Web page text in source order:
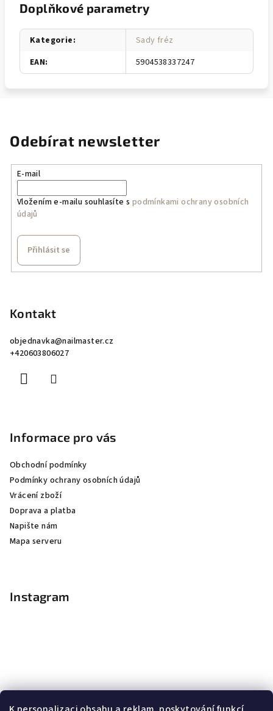
Doplňkové parametry
Kategorie:
Sady fréz
EAN: 5904538337247
Odebírat newsletter
E-mail
Vložením e-mailu souhlasíte s podmínkami ochrany osobních
údajů
Přihlásit se
Kontakt
objednavka@nailmaster.cz
+420603806027
Informace pro vás
Obchodní podmínky
Podmínky ochrany osobních údajů
Vrácení zboží
Doprava a platba
Napište nám
Mapa serveru
Instagram